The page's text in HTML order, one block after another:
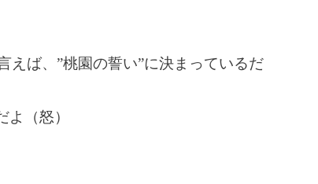
えば、”桃園の誓い”に決まっているだ
よ（怒）